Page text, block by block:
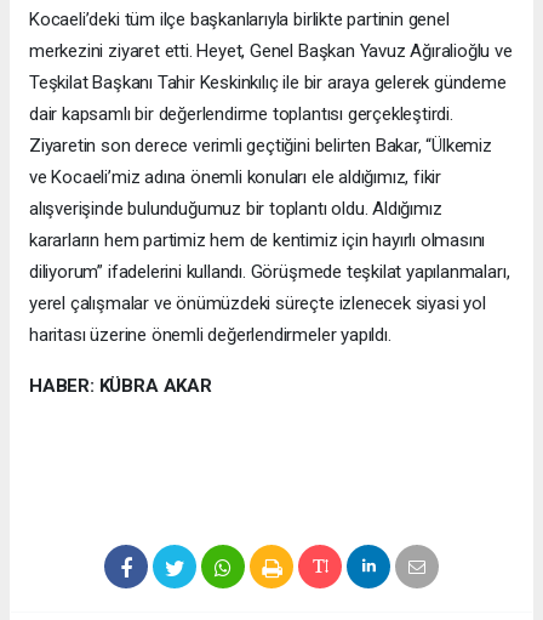
Kocaeli’deki tüm ilçe başkanlarıyla birlikte partinin genel
merkezini ziyaret etti. Heyet, Genel Başkan Yavuz Ağıralioğlu ve
Teşkilat Başkanı Tahir Keskinkılıç ile bir araya gelerek gündeme
dair kapsamlı bir değerlendirme toplantısı gerçekleştirdi.
Ziyaretin son derece verimli geçtiğini belirten Bakar, “Ülkemiz
ve Kocaeli’miz adına önemli konuları ele aldığımız, fikir
alışverişinde bulunduğumuz bir toplantı oldu. Aldığımız
kararların hem partimiz hem de kentimiz için hayırlı olmasını
diliyorum” ifadelerini kullandı. Görüşmede teşkilat yapılanmaları,
yerel çalışmalar ve önümüzdeki süreçte izlenecek siyasi yol
haritası üzerine önemli değerlendirmeler yapıldı.
HABER: KÜBRA AKAR